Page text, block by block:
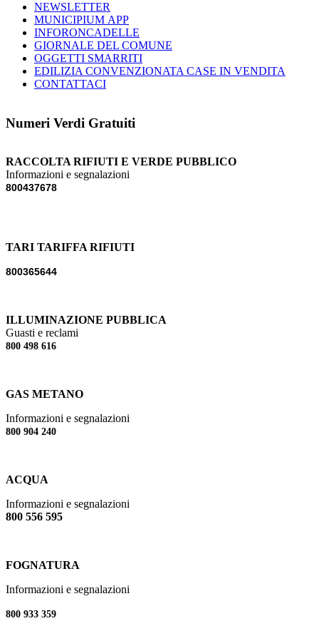
NEWSLETTER
MUNICIPIUM APP
INFORONCADELLE
GIORNALE DEL COMUNE
OGGETTI SMARRITI
EDILIZIA CONVENZIONATA CASE IN VENDITA
CONTATTACI
Numeri Verdi Gratuiti
RACCOLTA RIFIUTI E VERDE PUBBLICO
Informazioni e segnalazioni
800437678
TARI TARIFFA RIFIUTI
800365644
ILLUMINAZIONE PUBBLICA
Guasti e reclami
800 498 616
GAS METANO
Informazioni e segnalazioni
800 904 240
ACQUA
Informazioni e segnalazioni
800 556 595
FOGNATURA
Informazioni e segnalazioni
800 933 359